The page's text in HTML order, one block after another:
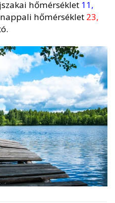
hőmérséklet 11,
hőmérséklet 23,